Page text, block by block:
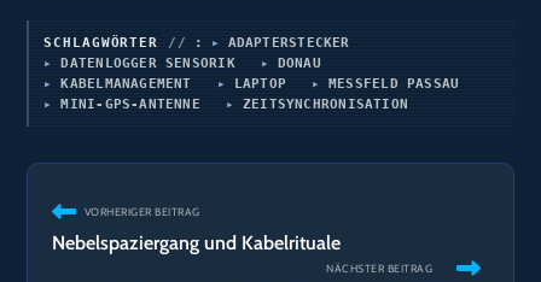
SCHLAGWÖRTER :
ADAPTERSTECKER
DATENLOGGER SENSORIK
DONAU
KABELMANAGEMENT
LAPTOP
MESSFELD PASSAU
MINI-GPS-ANTENNE
ZEITSYNCHRONISATION
Weitere
Artikel
ansehen
VORHERIGER BEITRAG
Nebelspaziergang und Kabelrituale
NÄCHSTER BEITRAG